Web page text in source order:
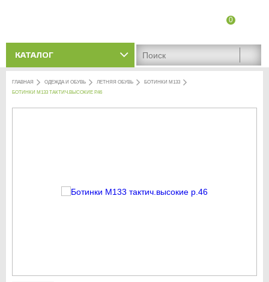
0
КАТАЛОГ
ГЛАВНАЯ ОДЕЖДА И ОБУВЬ ЛЕТНЯЯ ОБУВЬ
БОТИНКИ М133
БОТИНКИ М133 ТАКТИЧ.ВЫСОКИЕ Р.46